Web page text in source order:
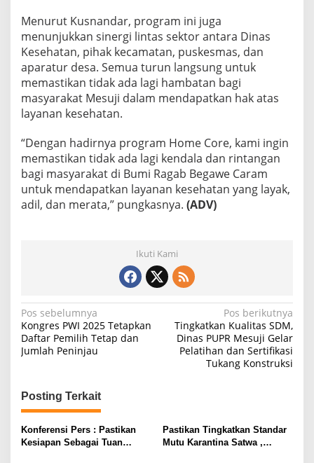
Menurut Kusnandar, program ini juga
menunjukkan sinergi lintas sektor antara Dinas
Kesehatan, pihak kecamatan, puskesmas, dan
aparatur desa. Semua turun langsung untuk
memastikan tidak ada lagi hambatan bagi
masyarakat Mesuji dalam mendapatkan hak atas
layanan kesehatan.
“Dengan hadirnya program Home Core, kami ingin
memastikan tidak ada lagi kendala dan rintangan
bagi masyarakat di Bumi Ragab Begawe Caram
untuk mendapatkan layanan kesehatan yang layak,
adil, dan merata,” pungkasnya. (ADV)
Ikuti Kami
N
a
v
g
a
s
Pos sebelumnya
Kongres PWI 2025 Tetapkan
Daftar Pemilih Tetap dan
Jumlah Peninjau
Pos berikutnya
Tingkatkan Kualitas SDM,
Dinas PUPR Mesuji Gelar
Pelatihan dan Sertifikasi
Tukang Konstruksi
Posting Terkait
Konferensi Pers : Pastikan
Kesiapan Sebagai Tuan
Pastikan Tingkatkan Standar
Mutu Karantina Satwa ,